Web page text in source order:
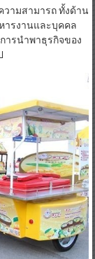
ามสามารถ ทั้งด้าน
ารนำพาธุรกิจของ